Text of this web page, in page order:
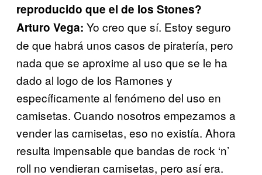
reproducido que el de los Stones?
Arturo Vega: Yo creo que sí. Estoy seguro
de que habrá unos casos de piratería, pero
nada que se aproxime al uso que se le ha
dado al logo de los Ramones y
específicamente al fenómeno del uso en
camisetas. Cuando nosotros empezamos a
vender las camisetas, eso no existía. Ahora
resulta impensable que bandas de rock ‘n’
roll no vendieran camisetas, pero así era.